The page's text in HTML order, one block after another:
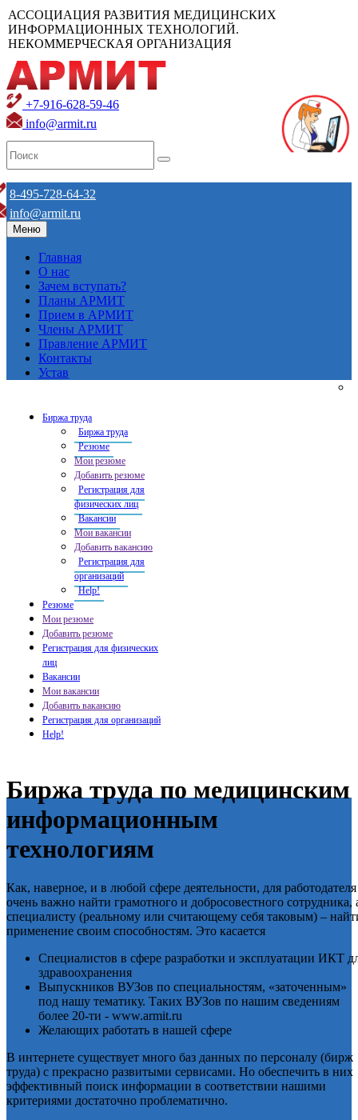
АССОЦИАЦИЯ РАЗВИТИЯ МЕДИЦИНСКИХ
ИНФОРМАЦИОННЫХ ТЕХНОЛОГИЙ.
НЕКОММЕРЧЕСКАЯ ОРГАНИЗАЦИЯ
+7-916-628-59-46
info@armit.ru
8-495-728-64-32
info@armit.ru
Меню
Главная
О нас
Зачем вступать?
Планы АРМИТ
Прием в АРМИТ
Члены АРМИТ
Правление АРМИТ
Контакты
Устав
Биржа труда
Биржа труда
Резюме
Мои резюме
Добавить резюме
Регистрация для
физических лиц
Вакансии
Мои вакансии
Добавить вакансию
Регистрация для
организаций
Help!
Резюме
Мои резюме
Добавить резюме
Регистрация для физических
лиц
Вакансии
Мои вакансии
Добавить вакансию
Регистрация для организаций
Help!
Биржа труда по медицинским
информационным
технологиям
Как, наверное, и в любой сфере деятельности, для работодателя
очень важно найти грамотного и добросовестного сотрудника,
специалисту (реальному или считающему себя таковым) –
применение своим способностям. Это касается
Специалистов в сфере разработки и эксплуатации ИКТ
здравоохранения
Выпускников ВУЗов по специальностям, «заточенным»
под нашу тематику. Таких ВУЗов по нашим сведениям
более 20-ти - www.armit.ru
Желающих работать в нашей сфере
В интернете существует много баз данных по персоналу (бирж
труда) с прекрасно развитыми сервисами. Но обеспечить в них
эффективный поиск информации в соответствии нашими
критериями достаточно проблематично.